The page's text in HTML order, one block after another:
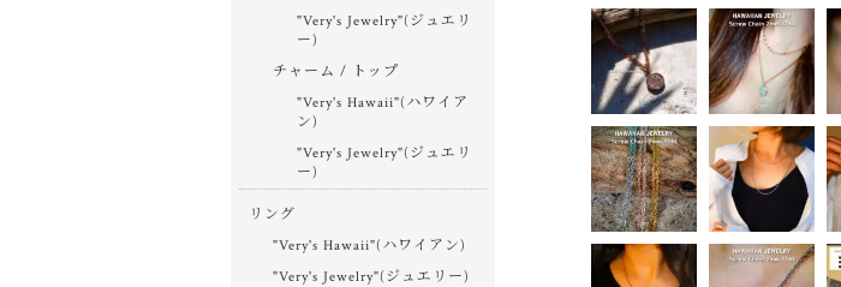
"Very's Jewelry"(ジュエリ
ー)
チャーム / トップ
"Very's Hawaii"(ハワイア
ン)
"Very's Jewelry"(ジュエリ
ー)
リング
"Very's Hawaii"(ハワイアン)
"Very's Jewelry"(ジュエリー)